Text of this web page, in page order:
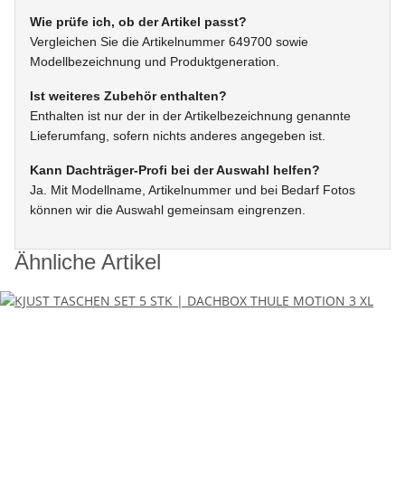
Wie prüfe ich, ob der Artikel passt?
Vergleichen Sie die Artikelnummer 649700 sowie
Modellbezeichnung und Produktgeneration.
Ist weiteres Zubehör enthalten?
Enthalten ist nur der in der Artikelbezeichnung genannte
Lieferumfang, sofern nichts anderes angegeben ist.
Kann Dachträger-Profi bei der Auswahl helfen?
Ja. Mit Modellname, Artikelnummer und bei Bedarf Fotos
können wir die Auswahl gemeinsam eingrenzen.
Ähnliche Artikel